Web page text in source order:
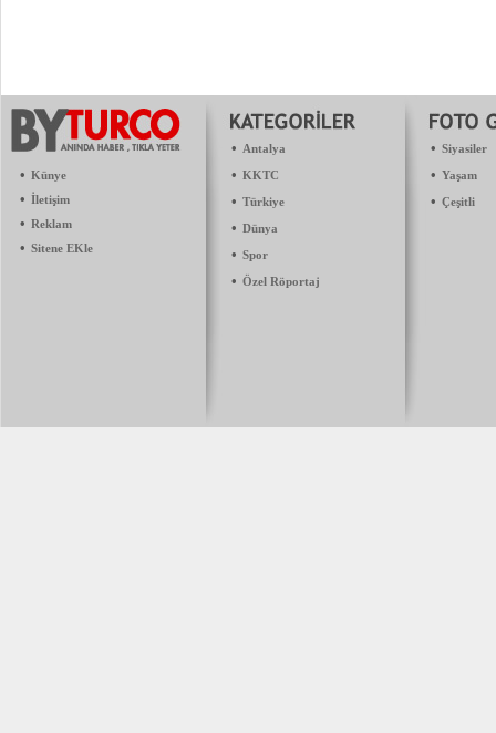
• Künye
• İletişim
• Reklam
• Sitene EKle
• Antalya
• KKTC
• Türkiye
• Dünya
• Spor
• Özel Röportaj
• Siyasiler
• Yaşam
• Çeşitli